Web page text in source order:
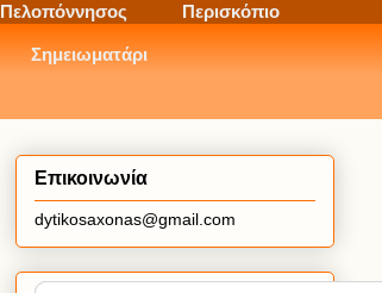
Πελοπόννησος Περισκόπιο
Σημειωματάρι
Επικοινωνία
dytikosaxonas@gmail.com